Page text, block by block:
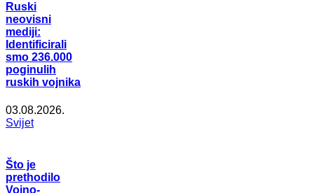
Ruski
neovisni
mediji:
Identificirali
smo 236.000
poginulih
ruskih vojnika
03.08.2026.
Svijet
Što je
prethodilo
Vojno-